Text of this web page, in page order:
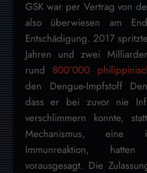
GSK war per Vertrag von
also überwiesen am
Entschädigung. 2017
Jahren und zwei
rund 800’000
den Dengue-Impfstoff
dass er bei zuvor nie
verschlimmern konnte,
Mechanismus, eine
Immunreaktion,
vorausgesagt. Die